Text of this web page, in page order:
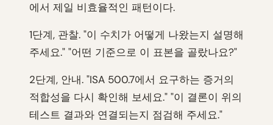
에서 제일 비효율적인 패턴이다.
1단계, 관찰. "이 수치가 어떻게 나왔는지 설명해
주세요." "어떤 기준으로 이 표본을 골랐나요?"
2단계, 안내. "ISA 500.7에서 요구하는 증거의
적합성을 다시 확인해 보세요." "이 결론이 위의
테스트 결과와 연결되는지 점검해 주세요."